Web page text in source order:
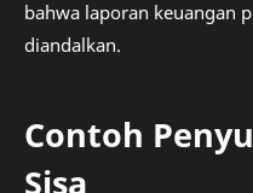
bahwa laporan keuangan
diandalkan.
Contoh
Sisa